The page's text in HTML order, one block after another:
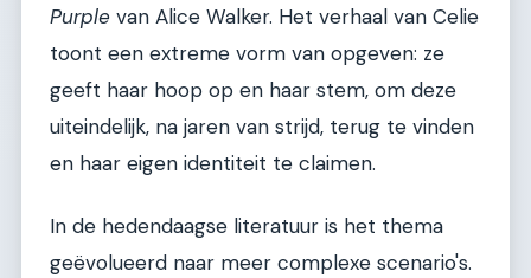
Purple van Alice Walker. Het verhaal van Celie
toont een extreme vorm van opgeven: ze
geeft haar hoop op en haar stem, om deze
uiteindelijk, na jaren van strijd, terug te vinden
en haar eigen identiteit te claimen.
In de hedendaagse literatuur is het thema
geëvolueerd naar meer complexe scenario's.